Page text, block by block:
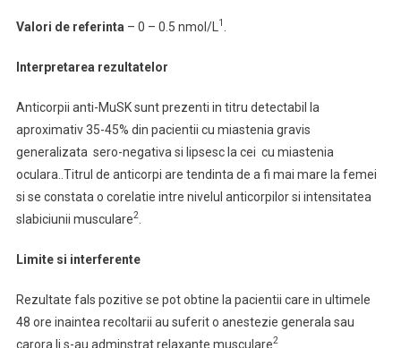
Valori de referinta – 0 – 0.5 nmol/L 1
Interpretarea rezultatelor
Anticorpii anti-MuSK sunt prezenti in titru detectabil la
aproximativ 35-45% din pacientii cu miastenia gravis
generalizata sero-negativa si lipsesc la cei cu miastenia
oculara..Titrul de anticorpi are tendinta de a fi mai mare la femei
si se constata o corelatie intre nivelul anticorpilor si intensitatea
slabiciunii musculare2.
Limite si interferente
Rezultate fals pozitive se pot obtine la pacientii care in ultimele
48 ore inaintea recoltarii au suferit o anestezie generala sau
carora li s-au adminstrat relaxante musculare2.